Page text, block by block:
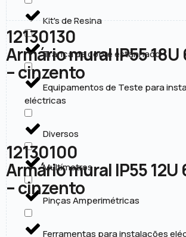
Kit's de Resina
Trança de cobre estanhado
Equipamentos de Teste para
eléctricas
Diversos
Multímetros
Pinças Amperimétricas
Ferramentas para instalações
12130130
Armário mural IP55
– cinzento
12130100
Armário mural IP55
– cinzento